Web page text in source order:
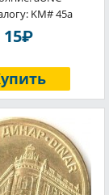
KM# 45a
15P